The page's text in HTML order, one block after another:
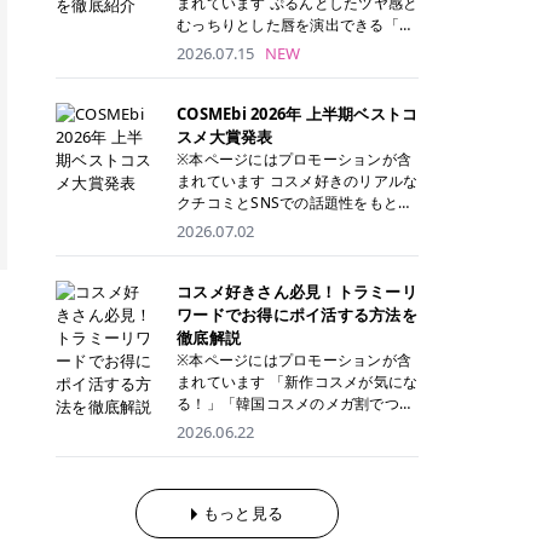
が多く、拭き取り後にそのまま部分
用パックとして使えるトナーパッド
も増えています。 一方、拭き取り化
粧水は液体タイプのため、コットン
整しやすく、お気に入りの化粧水を
使いたい方やコストを抑えて続けた
い方にもおすすめです。 トナーパッ
ドのメリット トナーパッドは、角質
ケア・保湿ケア・部分用パックまで
1枚で行える便利なスキンケアアイ
テムです。 ここでは、トナーパッド
す。 古い角質や皮脂汚れをやさしく
オフ トナーパッドを使用すること
で、洗顔だけでは落としきれない古
い角質や余分な皮脂汚れをやさしく
拭き取り、なめらかな肌へ整えま
す。 保湿ケアまで1枚でできる 保湿
成分を配合したトナーパッドなら、
ケアにもぴったりです。 部分パック
としても使える 多くのトナーパッド
は、乾燥が気になる頬や額、小鼻な
ら、コストパフォーマンスも重視し
たい方に！ メディオスターモノリス
メディオスターNeXT PRO 公式サイ
ト> レジーナクリニック 52,800円
(税込)/5回 99,000円(税込)/5回 ジェ
ントルシリーズを選べるため、脱毛
機にこだわりたい方におすすめ！ ジ
ェントルマックスプロ ジェントルマ
ックスプロプラス ジェントルレーズ
プロ ソプラノチタニウム 公式サイ
ト> エミナルクリニック 49,500円
(税込)/6回 93,500円(税込)/6回 エミ
定！月々払いも安くて通いやすい ク
リスタルプロ 公式サイト> リゼクリ
ニック 109,800円(税込)/5回 144,80
0円(税込)/5回 毛質に合わせて脱毛
機を選択可能！有効期限も5年と長
くマイペースに通いやすい ラシャ
メディオスターNeXT PRO ジェント
ルYAGプロ 公式サイト> ｜そもそも
うの？ 脱毛を考えたときに、まず悩
むのが「医療脱毛とエステ脱毛、ど
す。 これから手軽に全身医療脱毛を
後までチェックして、ご自身にぴっ
ください！ クリニック 全身＋VIO
全身＋VIO＋顔 特徴 脱毛器 詳細 フ
レイアクリニック 52,800円(税込)/5
回 94,600円(税込)/5回 肌への負担
に配慮しながら、コストパフォーマ
ンスも重視したい方に！ メディオス
ターモノリス メディオスターNeXT
PRO 公式サイト> レジーナクリニッ
ク 52,800円(税込)/5回 99,000円(税
込)/5回 ジェントルシリーズを選べ
るため、脱毛機にこだわりたい方に
おすすめ！ ジェントルマックスプロ
ジェントルマックスプロプラス ジェ
ントルレーズプロ ソプラノチタニウ
ム 公式サイト> エミナルクリニック
49,500円(税込)/6回 93,500円(税
込)/6回 エミナルクリニックの始め
通いやすい クリスタルプロ 公式サ
イト> リゼクリニック 109,800円(税
むっちりとした唇を演出できる「C
ANMAKE（キャンメイク）むちぷる
湿ケアも叶えられることから、SNS
でも話題の人気リップです。 「自分
にはどのカラーが似合う？」「イエ
ベ・ブルベ別のおすすめは？」と気
になっている方も多いのではないで
とともにご紹介！それぞれの色味や
なメイクに合うのかまで詳しく解説
します✨ ※メイクアップ効果による
CANMAKE むちぷるティントとは？
CANMAKE むちぷるティントは、テ
ィント・プランパー・保湿ケアを1
本で叶えるリップです。 するすると
塗れるなめらかなテクスチャーで、
縦ジワをカバーしながら、むっちり
としたツヤのある唇を演出します。
るため、乾燥しにくくデイリー使い
にもぴったり！ アイテム詳細を見る
2026.07.15 NEW
COSMEbi 2026年 上半期ベストコ
スメ大賞発表
※本ページにはプロモーションが含
まれています コスメ好きのリアルな
クチコミとSNSでの話題性をもとに
選出された、COSMEbi 2026年上半
た名品たちを、カテゴリ別にご紹介
します。 本記事では、2025年11月
～2026年4月までの半年間におい
て、COSMEbi内でのクチコミとSN
Sでの話題性を元に選出されたコス
メやスキンケアなどの化粧品を「総
国コスメ」に分けて1位～3位までを
ランキング形式で発表！ 2026年上
半期 総合大賞 AMUSE（アミュー
ズ）「 ジェルフィットグロス」 👑
「ジェルフィットグロス」の特徴 唇
2026.07.02
コスメ好きさん必見！トラミーリ
ワードでお得にポイ活する方法を
徹底解説
※本ページにはプロモーションが含
まれています 「新作コスメが気にな
る！」「韓国コスメのメガ割でつい
買いすぎてしまう……」 そんな美容
を少し工夫するだけでポイントを貯
められるため、コスメやスキンケア
にかかる費用を少しでも抑えたい方
2026.06.22
もっと見る